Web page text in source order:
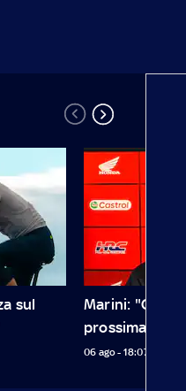
sul
Marini:
prossima
06 ago - 18:07